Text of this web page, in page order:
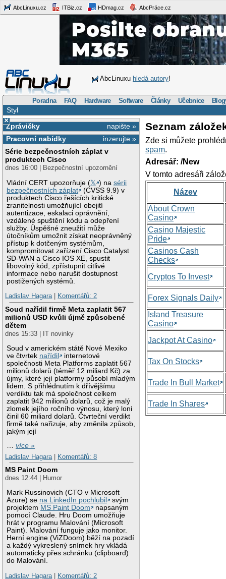
AbcLinuxu.cz ITBiz.cz HDmag.cz AbcPráce.cz
AbcLinuxu hledá autory!
Poradna FAQ Hardware Software Články Učebnice
Styl
×
napište »
Zprávičky
inzerujte »
Pracovní nabídky
Série bezpečnostních záplat v
produktech Cisco
dnes 16:00 | Bezpečnostní upozornění
Vládní CERT upozorňuje (𝕏 ) nasérii
bezpečnostních záplat
(CVSS 9.9) v
produktech Cisco řešících kritické
zranitelnosti umožňující obejití
autentizace, eskalaci oprávnění,
vzdálené spuštění kódu a odepření
služby. Úspěšné zneužití může
útočníkům umožnit získat neoprávněný
přístup k dotčeným systémům,
kompromitovat zařízení Cisco Catalyst
SD-WAN a Cisco IOS XE, spustit
libovolný kód, zpřístupnit citlivé
informace nebo narušit dostupnost
postižených systémů.
Ladislav Hagara| Komentářů: 2
Soud nařídil firmě Meta zaplatit 567
milionů USD kvůli újmě způsobené
dětem
dnes 15:33 | IT novinky
Soud v americkém státě Nové Mexiko
ve čtvrtek nařídil
internetové
společnosti Meta Platforms zaplatit 567
milionů dolarů (téměř 12 miliard Kč) za
újmy, které její platformy působí mladým
lidem. S přihlédnutím k dřívějšímu
verdiktu tak má společnost celkem
zaplatit 942 milionů dolarů, což je malý
zlomek jejího ročního výnosu, který loni
činil 60 miliard dolarů. Čtvrteční verdikt
firmě také nařizuje, aby změnila způsob,
jakým její
…více »
Ladislav Hagara
Komentářů: 8
MS Paint Doom
dnes 12:44 | Humor
Mark Russinovich (CTO v Microsoft
Azure) se na LinkedIn pochlubil
svým
projektem MS Paint Doom
napsaným
pomocí Claude. Hru Doom umožňuje
hrát v programu Malování (Microsoft
Paint). Malování funguje jako monitor.
Herní engine (ViZDoom) běží na pozadí
a každý vykreslený snímek hry vkládá
automaticky přes schránku (clipboard)
do Malování.
Ladislav Hagara
Komentářů: 2
Seznam
Zde si můžete
spam.
Adresář: /New
V tomto adresáři
Název
About Crown
Casino
Casino Majestic
Pride
Casinos Cash
Checks
Cryptos To Invest
Forex Signals Daily
Island Treasure
Casino
Jackpot At Casino
Tax On Stocks
Trade In Bull Market
Trade In Shares